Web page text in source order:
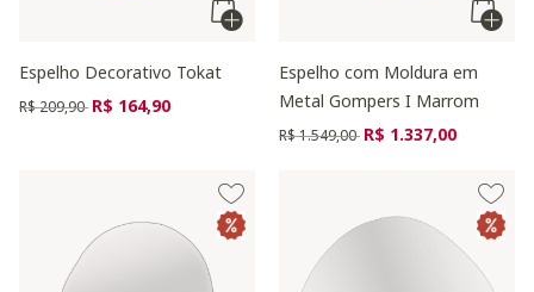
Espelho Decorativo Tokat
Preço reduzido de
R$ 209,90 para
R$ 164,90
Espelho com Moldura em
Metal Gompers I Marrom
Preço reduzido de
R$ 1.549,00 para
R$ 1.337,00